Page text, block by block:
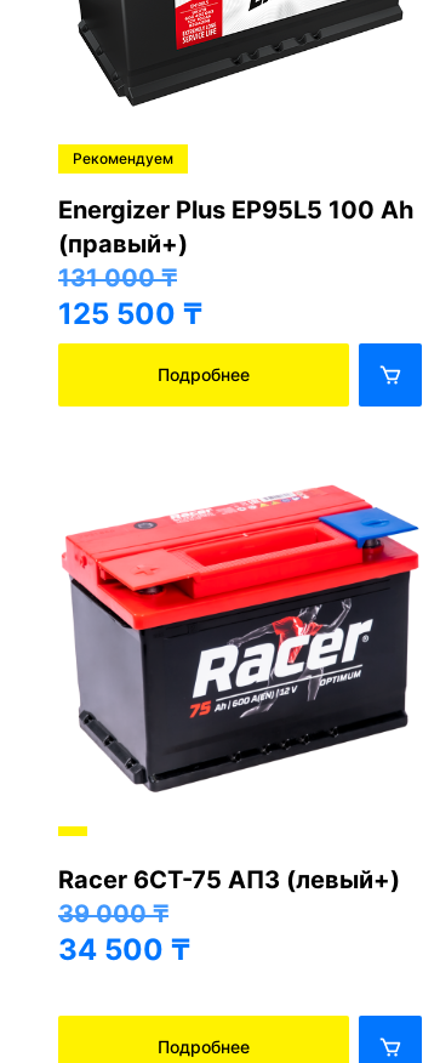
Рекомендуем
Energizer Plus EP95L5 100 Ah
(правый+)
131 000₸
125 500 ₸
Подробнее
Racer 6СТ-75 АПЗ (левый+)
39 000₸
34 500 ₸
Подробнее